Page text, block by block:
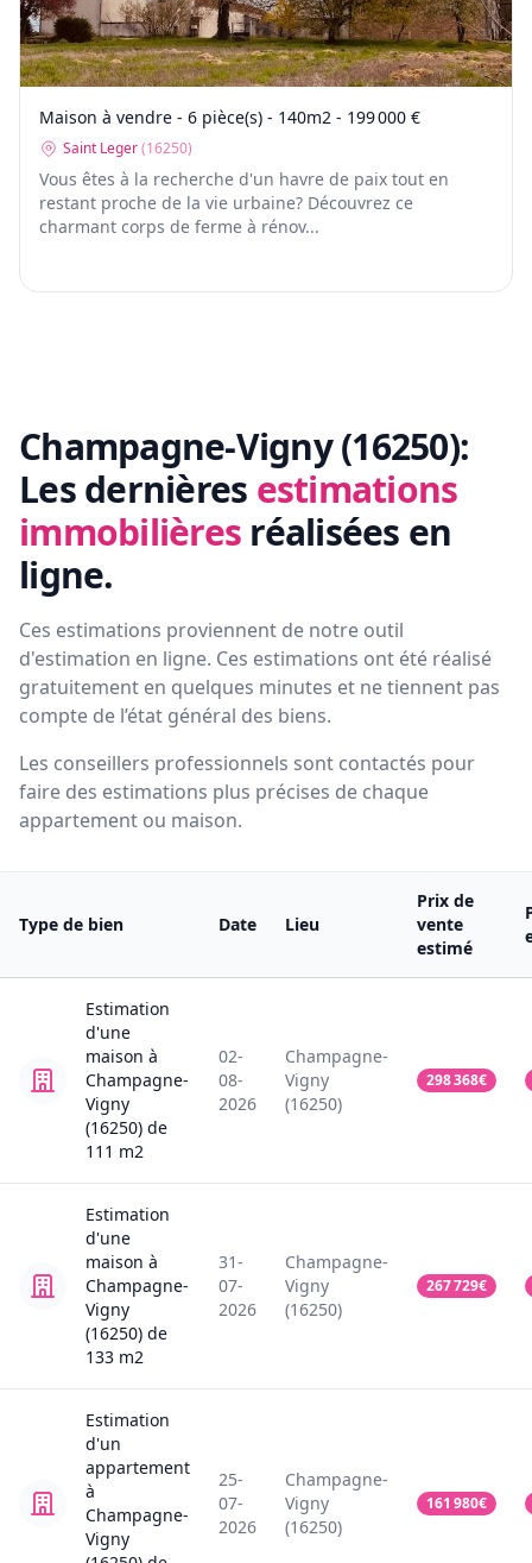
Maison à vendre - 6 pièce(s) - 140m2 - 199 000 €
Saint Leger(16250)
Vous êtes à la recherche d'un havre de paix tout en
restant proche de la vie urbaine? Découvrez ce
charmant corps de ferme à rénov...
Champagne-Vigny (16250):
Les dernières estimations
immobilières réalisées en
ligne.
Ces estimations proviennent de notre outil
d'estimation en ligne. Ces estimations ont été réalisé
gratuitement en quelques minutes et ne tiennent pas
compte de l’état général des biens.
Les conseillers professionnels sont contactés pour
faire des estimations plus précises de chaque
appartement ou maison.
Type de bien Date Lieu
Prix de
vente
estimé
Estimation
d'une
maison à
Champagne-
Vigny
(16250) de
111 m2
02-
08-
2026
Champagne-
Vigny
(16250)
298 368€
Estimation
d'une
maison à
Champagne-
Vigny
(16250) de
133 m2
31-
07-
2026
Champagne-
Vigny
(16250)
267 729€
Estimation
d'un
appartement
à
Champagne-
Vigny
25-
07-
2026
Champagne-
Vigny
(16250)
161 980€